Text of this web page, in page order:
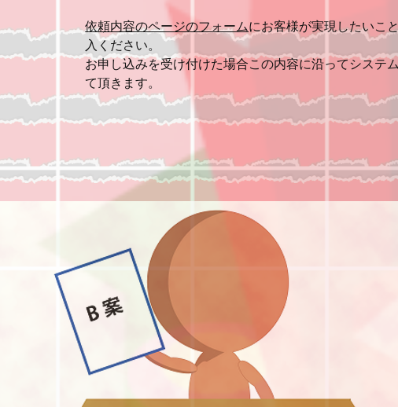
依頼内容のページのフォームにお客様が実現したいこ
入ください。
お申し込みを受け付けた場合この内容に沿ってシステ
て頂きます。